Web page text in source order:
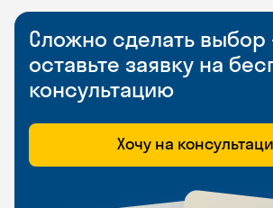
Сложно сделать
оставьте заявку на
консультацию
Хочу на